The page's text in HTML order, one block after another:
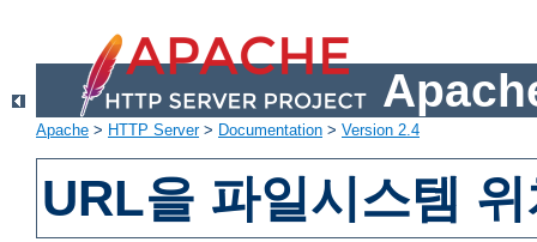
Apache > HTTP Server> Documentation > Version 2.4
URL을 파일시스템